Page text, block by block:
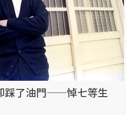
踩了油門——悼七等生